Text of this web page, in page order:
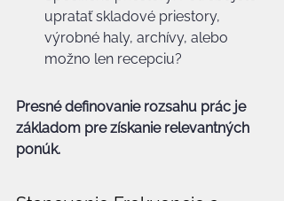
upratať skladové priestory,
výrobné haly, archívy, alebo
možno len recepciu?
Presné definovanie rozsahu prác je
základom pre získanie relevantných
ponúk.